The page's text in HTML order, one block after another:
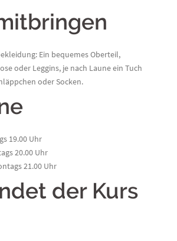
Ein bequemes Oberteil,
oder Leggins, je nach Laune ein Tuch
oder Socken.
19.00 Uhr
20.00 Uhr
21.00 Uhr
der Kurs